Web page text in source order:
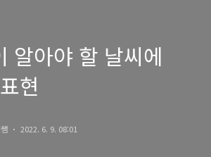
알아야 할 날씨에
현
2022. 6. 9. 08:01